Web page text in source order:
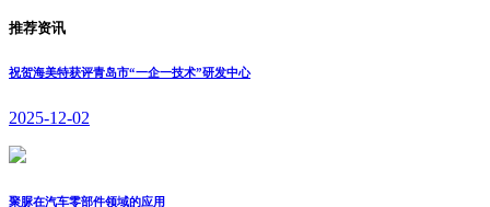
推荐资讯
祝贺海美特获评青岛市“一企一技术”研发中心
2025-12-02
聚脲在汽车零部件领域的应用